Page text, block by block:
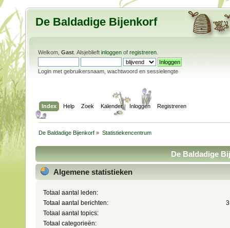
De Baldadige Bijenkorf
Welkom, Gast . Alsjeblieft inloggen of registreren
Login met gebruikersnaam, wachtwoord en sessielengte
Index Help Zoek Kalender Inloggen Registreren
De Baldadige Bijenkorf » Statistiekencentrum
De Baldadige
Algemene statistieken
Totaal aantal leden:
Totaal aantal berichten:
Totaal aantal topics:
Totaal categorieën: